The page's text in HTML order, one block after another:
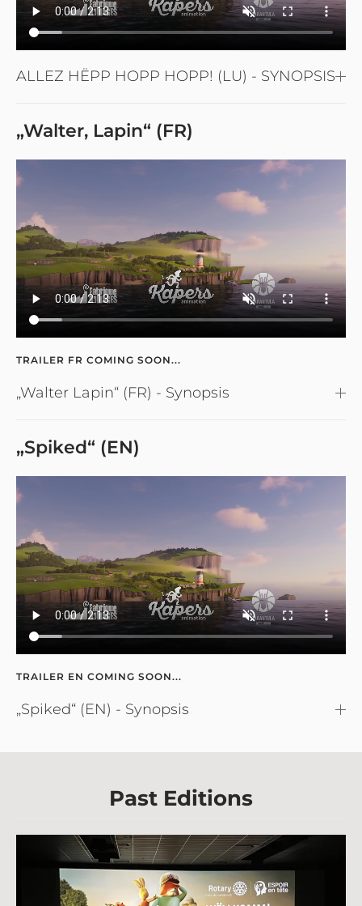
ALLEZ HËPP HOPP HOPP! (LU) - SYNOPSIS
„Walter, Lapin“ (FR)
TRAILER FR COMING SOON...
„Walter Lapin“ (FR) - Synopsis
„Spiked“ (EN)
TRAILER EN COMING SOON...
„Spiked“ (EN) - Synopsis
Past Editions